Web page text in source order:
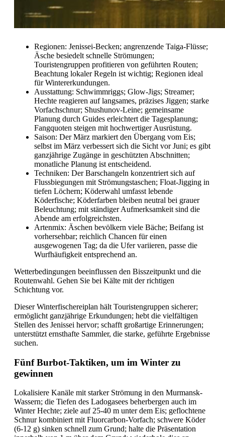
Regionen: Jenissei-Becken; angrenzende Taiga-Flüsse;
Äsche besiedelt schnelle Strömungen;
Touristengruppen profitieren von geführten Routen;
Beachtung lokaler Regeln ist wichtig; Regionen ideal
für Wintererkundungen.
Ausstattung: Schwimmriggs; Glow-Jigs; Streamer;
Hechte reagieren auf langsames, präzises Jiggen; starke
Vorfachschnur; Shushunov-Leine; gemeinsame
Planung durch Guides erleichtert die Tagesplanung;
Fangquoten steigen mit hochwertiger Ausrüstung.
Saison: Der März markiert den Übergang vom Eis;
selbst im März verbessert sich die Sicht vor Juni; es gibt
ganzjährige Zugänge in geschützten Abschnitten;
monatliche Planung ist entscheidend.
Techniken: Der Barschangeln konzentriert sich auf
Flussbiegungen mit Strömungstaschen; Float-Jigging in
tiefen Löchern; Köderwahl umfasst lebende
Köderfische; Köderfarben bleiben neutral bei grauer
Beleuchtung; mit ständiger Aufmerksamkeit sind die
Abende am erfolgreichsten.
Artenmix: Äschen bevölkern viele Bäche; Beifang ist
vorhersehbar; reichlich Chancen für einen
ausgewogenen Tag; da die Ufer variieren, passe die
Wurfhäufigkeit entsprechend an.
Wetterbedingungen beeinflussen den Bisszeitpunkt und die
Routenwahl. Gehen Sie bei Kälte mit der richtigen
Schichtung vor.
Dieser Winterfischereiplan hält Touristengruppen sicherer;
ermöglicht ganzjährige Erkundungen; hebt die vielfältigen
Stellen des Jenissei hervor; schafft großartige Erinnerungen;
unterstützt ernsthafte Sammler, die starke, geführte Ergebnisse
suchen.
Fünf Burbot-Taktiken, um im Winter zu
gewinnen
Lokalisiere Kanäle mit starker Strömung in den Murmansk-
Wassern; die Tiefen des Ladogasees beherbergen auch im
Winter Hechte; ziele auf 25-40 m unter dem Eis; geflochtene
Schnur kombiniert mit Fluorcarbon-Vorfach; schwere Köder
(6-12 g) sinken schnell zum Grund; halte die Präsentation